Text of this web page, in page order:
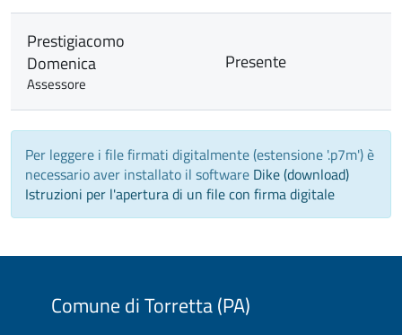
Prestigiacomo
Domenica
Assessore
Presente
Per leggere i file firmati digitalmente (estensione '.p7m') è
necessario aver installato il software Dike (download)
Istruzioni per l'apertura di un file con firma digitale
Comune di Torretta (PA)